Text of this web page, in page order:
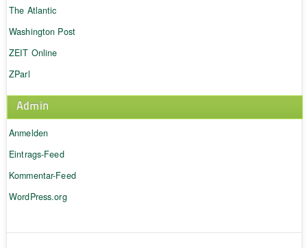
The Atlantic
Washington Post
ZEIT Online
ZParl
Admin
Anmelden
Eintrags-Feed
Kommentar-Feed
WordPress.org